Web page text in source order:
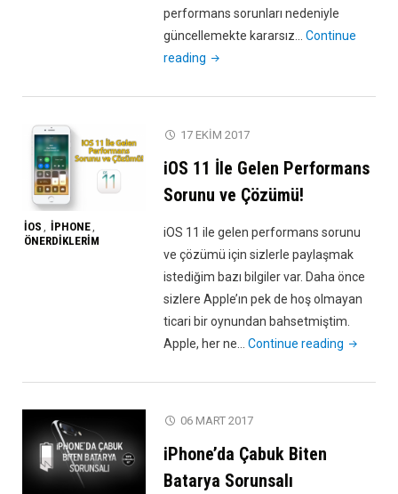
performans sorunları nedeniyle
güncellemekte kararsız…Continue
reading "iOS
Public
Güncellemesi
ve
IOS , IPHONE,
ÖNERDIKLERIM
17 EKIM 2017
iOS 11 İle Gelen Performans
Sorunu ve Çözümü!
iOS 11 ile gelen performans sorunu
ve çözümü için sizlerle paylaşmak
istediğim bazı bilgiler var. Daha önce
sizlere Apple’ın pek de hoş olmayan
ticari bir oynundan bahsetmiştim.
Apple, her ne…Continue reading "iOS
İle
06 MART 2017
iPhone’da Çabuk Biten
Batarya Sorunsalı